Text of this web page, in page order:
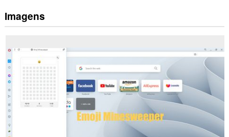
Esta
extensão
um
painel
à
barra
lateral.
Imagens